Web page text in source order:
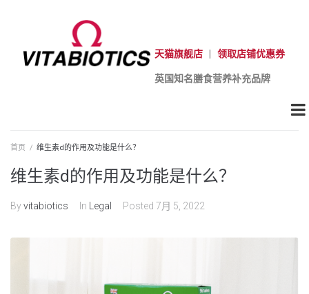
天猫旗舰店 领取店铺优惠券
英国知名膳食营养补充品牌
首页 / 维生素d的作用及功能是什么？
维生素d的作用及功能是什么？
Byvitabiotics In Legal Posted 7月 5, 2022